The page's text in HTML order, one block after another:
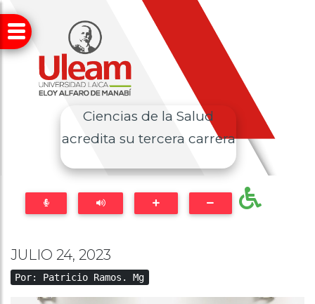
Ciencias de la Salud
acredita su tercera carrera
JULIO 24, 2023
Por: Patricio Ramos. Mg